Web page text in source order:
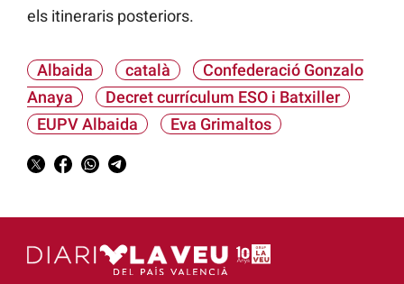
els itineraris posteriors.
Albaida català
Confederació Gonzalo
Anaya
Decret currículum ESO i Batxiller
EUPV Albaida
Eva Grimaltos